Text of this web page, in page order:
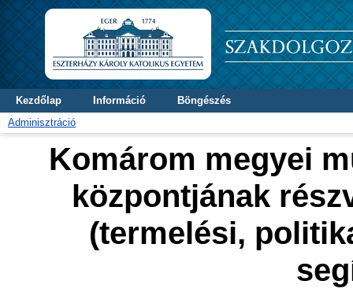
Kezdőlap Információ
Böngészés
Adminisztráció
Komárom megyei
központjának
(termelési,